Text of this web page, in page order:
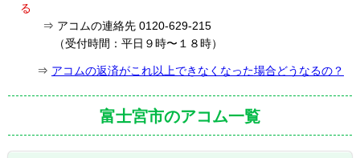
る
⇒ アコムの連絡先 0120-629-215
（受付時間：平日９時〜１８時）
⇒ アコムの返済がこれ以上できなくなった場合どうなるの？
富士宮市のアコム一覧